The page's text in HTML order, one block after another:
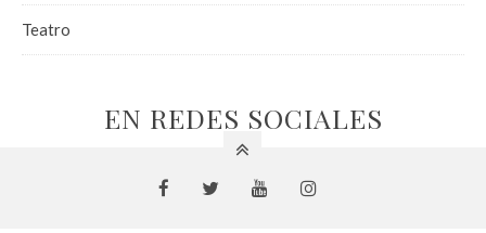
Teatro
EN REDES SOCIALES